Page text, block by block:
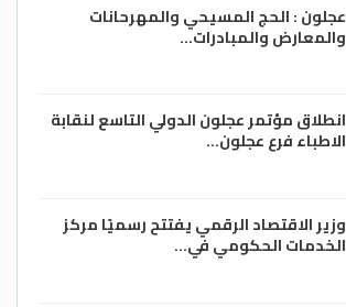
عجلون : الحج المسيحي والمهرحانات
والمعارض والمبادرات…
انطلاق مؤتمر عجلون الدولي التاسع لنقابة
الاطباء فرع عجلون…
وزير الاقتصاد الرقمي يفتتح رسميًا مركز
الخدمات الحكومي في…